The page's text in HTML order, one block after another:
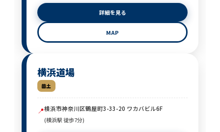
詳細を見る
MAP
横浜道場
土
📍横浜市神奈川区鶴屋町3-33-20 ワカバビル6F
(横浜駅 徒歩7分)